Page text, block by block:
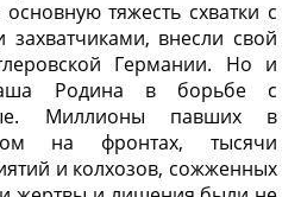
тяжесть схватки с
захватчиками, внесли свой
Германии. Но и
Родина в борьбе с
Миллионы павших в
на фронтах, тысячи
и колхозов, сожженных